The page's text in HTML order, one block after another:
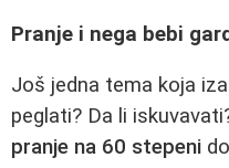
Pranje i nega bebi
Još jedna tema koja
peglati? Da li
pranje na 60 stepeni